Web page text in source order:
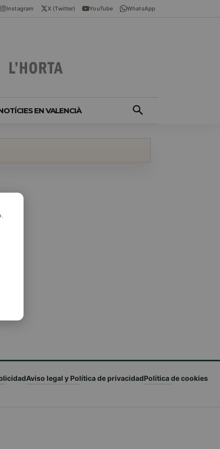
Instagram X (Twitter) YouTube WhatsApp
EN VALENCIÀ
Aviso legal y Política de privacidadPolítica de cookies